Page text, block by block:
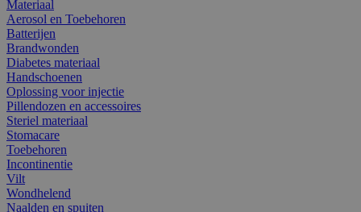
Materiaal
Aerosol en Toebehoren
Batterijen
Brandwonden
Diabetes materiaal
Handschoenen
Oplossing voor injectie
Pillendozen en accessoires
Steriel materiaal
Stomacare
Toebehoren
Incontinentie
Vilt
Wondhelend
Naalden en spuiten